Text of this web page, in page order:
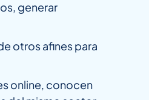
generar
otros afines para
online, conocen